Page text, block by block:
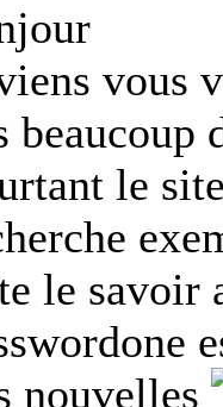
vous
beaucoup
le
le savoir
nouvelles